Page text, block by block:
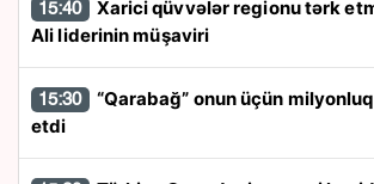
15:40
Ali liderinin müşaviri
15:30
etdi